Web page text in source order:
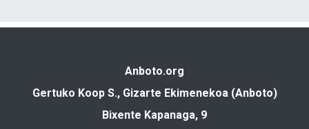
Anboto.org
Gertuko Koop S., Gizarte Ekimenekoa (Anboto)
Bixente Kapanaga, 9